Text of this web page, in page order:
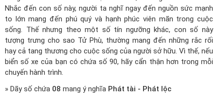
Nhắc đến con số này, người ta nghĩ ngay đến nguồn sức mạnh
to lớn mang đến phú quý và hạnh phúc viên mãn trong cuộc
sống. Thế nhưng theo một số tín ngưỡng khác, con số này
tượng trưng cho sao Tử Phù, thường mang đến những rắc rối
hay cả tang thương cho cuộc sống của người sở hữu. Vì thế, nếu
biển số xe của bạn có chứa số 90, hãy cẩn thận hơn trong mỗi
chuyến hành trình.
» Dãy số chứa 08 mang ý nghĩa Phát tài - Phát lộc